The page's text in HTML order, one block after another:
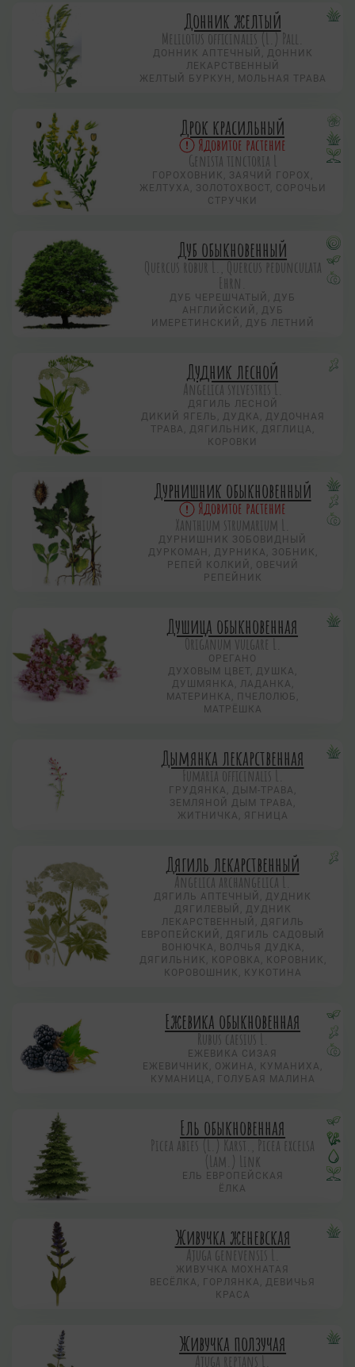
Донник желтый
Melilotus officinalis (L.) Pall.
ДОННИК АПТЕЧНЫЙ, ДОННИК
ЛЕКАРСТВЕННЫЙ
ЖЕЛТЫЙ БУРКУН, МОЛЬНАЯ ТРАВА
Дрок красильный
Ядовитое растение
Genista tinctoria L
ГОРОХОВНИК, ЗАЯЧИЙ ГОРОХ,
ЖЕЛТУХА, ЗОЛОТОХВОСТ, СОРОЧЬИ
СТРУЧКИ
Дуб обыкновенный
Quercus robur L., Quercus pedunculata
Ehrn.
ДУБ ЧЕРЕШЧАТЫЙ, ДУБ
АНГЛИЙСКИЙ, ДУБ
ИМЕРЕТИНСКИЙ, ДУБ ЛЕТНИЙ
Дудник лесной
Angelica sylvestris L.
ДЯГИЛЬ ЛЕСНОЙ
ДИКИЙ ЯГЕЛЬ, ДУДКА, ДУДОЧНАЯ
ТРАВА, ДЯГИЛЬНИК, ДЯГЛИЦА,
КОРОВКИ
Дурнишник обыкновенный
Ядовитое растение
Xanthium strumarium L.
ДУРНИШНИК ЗОБОВИДНЫЙ
ДУРКОМАН, ДУРНИКА, ЗОБНИК,
РЕПЕЙ КОЛКИЙ, ОВЕЧИЙ
РЕПЕЙНИК
Душица обыкновенная
Origanum vulgare L.
ОРЕГАНО
ДУХОВЫМ ЦВЕТ, ДУШКА,
ДУШМЯНКА, ЛАДАНКА,
МАТЕРИНКА, ПЧЕЛОЛЮБ,
МАТРЁШКА
Дымянка лекарственная
Fumaria officinalis L.
ГРУДЯНКА, ДЫМ-ТРАВА,
ЗЕМЛЯНОЙ ДЫМ ТРАВА,
ЖИТНИЧКА, ЯГНИЦА
Дягиль лекарственный
Angelica archangelica L.
ДЯГИЛЬ АПТЕЧНЫЙ, ДУДНИК
ДЯГИЛЕВЫЙ, ДУДНИК
ЛЕКАРСТВЕННЫЙ, ДЯГИЛЬ
ЕВРОПЕЙСКИЙ, ДЯГИЛЬ САДОВЫЙ
ВОНЮЧКА, ВОЛЧЬЯ ДУДКА,
ДЯГИЛЬНИК, КОРОВКА, КОРОВНИК,
КОРОВОШНИК, КУКОТИНА
Ежевика обыкновенная
Rubus caesius L.
ЕЖЕВИКА СИЗАЯ
ЕЖЕВИЧНИК, ОЖИНА, КУМАНИХА,
КУМАНИЦА, ГОЛУБАЯ МАЛИНА
Ель обыкновенная
Picea abies (L.) Karst., Picea excelsa
(Lam.) Link
ЕЛЬ ЕВРОПЕЙСКАЯ
ЁЛКА
Живучка женевская
Ajuga genevensis L.
ЖИВУЧКА МОХНАТАЯ
ВЕСЁЛКА, ГОРЛЯНКА, ДЕВИЧЬЯ
КРАСА
Живучка ползучая
Аjuga reptans L.